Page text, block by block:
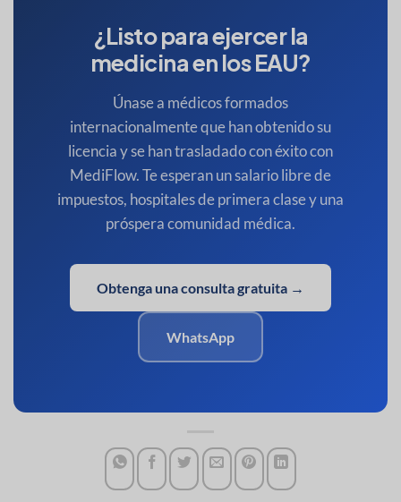
¿Listo para ejercer la
medicina en los EAU?
Únase a médicos formados
internacionalmente que han obtenido su
licencia y se han trasladado con éxito con
MediFlow. Te esperan un salario libre de
impuestos, hospitales de primera clase y una
próspera comunidad médica.
Obtenga una consulta gratuita →
WhatsApp